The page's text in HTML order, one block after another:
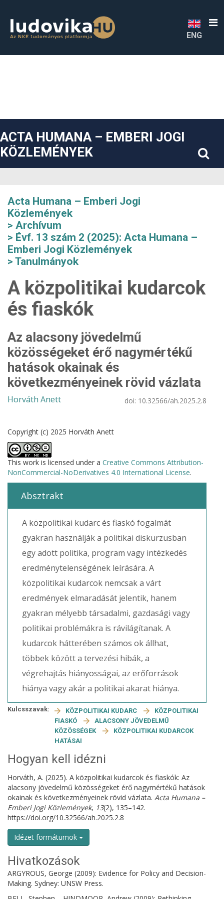
##plugins.themes.bootstrap3.accessible_menu.sidebar##
ENG
ACTA HUMANA – EMBERI JOGI
KÖZLEMÉNYEK
Acta Humana – Emberi Jogi
Közlemények
Archívum
Évf. 13 szám 2 (2025): Acta Humana –
Emberi Jogi Közlemények
Tanulmányok
A közpolitikai kudarcok
és fiaskók
Az alacsony jövedelmű
közösségeket érő nagymértékű
hatások okainak és
következményeinek rövid vázlata
Horváth Anett doi: 10.32566/ah.2025.2.8
Copyright (c) 2025 Horváth Anett
This work is licensed under a Creative Commons Attribution-
NonCommercial-NoDerivatives 4.0 International License.
Absztrakt
A közpolitikai kudarc és fiaskó fogalmát
gyakran használják a politikai diskurzusban
egy adott politika, program vagy intézkedés
eredménytelenségének leírására. A
közpolitikai kudarcok nemcsak a várt
eredmények elmaradását jelentik, hanem
gyakran mélyebb társadalmi, gazdasági vagy
politikai problémákra is rávilágítanak. A
kudarcok hátterében számos ok állhat,
többek között a tervezési hibák, a
végrehajtás hiányosságai, az erőforrások
hiánya vagy akár a politikai akarat hiánya.
Kulcsszavak: KÖZPOLITIKAI KUDARC
KÖZPOLITIKAI
FIASKÓ
ALACSONY JÖVEDELMŰ
KÖZÖSSÉGEK
KÖZPOLITIKAI KUDARCOK
HATÁSAI
Hogyan kell idézni
Horváth, A. (2025). A közpolitikai kudarcok és fiaskók: Az
alacsony jövedelmű közösségeket érő nagymértékű hatások
okainak és következményeinek rövid vázlata. Acta Humana –
Emberi Jogi Közlemények, 13(2), 135–142.
https://doi.org/10.32566/ah.2025.2.8
Idézet formátumok
Hivatkozások
ARGYROUS, George (2009): Evidence for Policy and Decision-
Making. Sydney: UNSW Press.